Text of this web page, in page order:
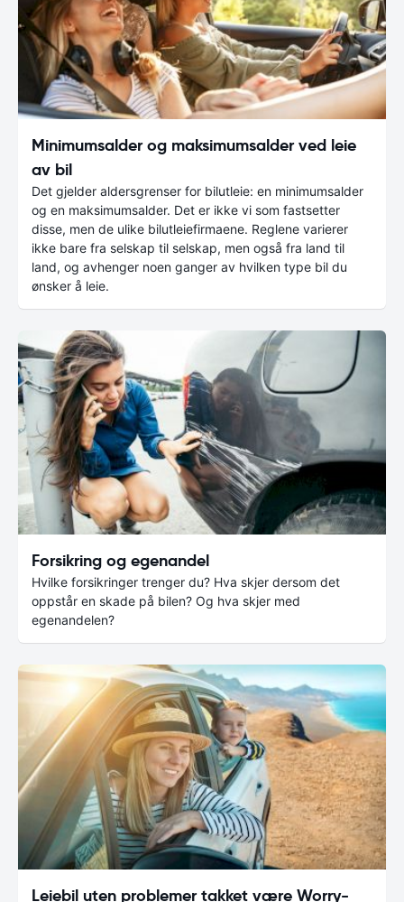
Minimumsalder og maksimumsalder ved leie
av bil
Det gjelder aldersgrenser for bilutleie: en minimumsalder
og en maksimumsalder. Det er ikke vi som fastsetter
disse, men de ulike bilutleiefirmaene. Reglene varierer
ikke bare fra selskap til selskap, men også fra land til
land, og avhenger noen ganger av hvilken type bil du
ønsker å leie.
Forsikring og egenandel
Hvilke forsikringer trenger du? Hva skjer dersom det
oppstår en skade på bilen? Og hva skjer med
egenandelen?
Leiebil uten problemer takket være Worry-